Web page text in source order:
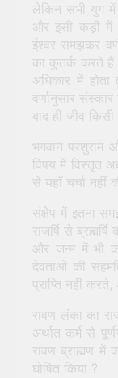
लेकिन सभी युग में
और इसी कड़ी में
ईश्वर समझकर
का कुतर्क करते
अधिकार में
वर्णानुसार
बाद ही जीव किसी
भगवान परशुराम
विषय में विस्तृत
से यहाँ चर्चा नहीं
संक्षेप में इतना
राजर्षि से
और जन्म में भी
देवताओं की
प्राप्ति नहीं करते,
रावण लंका का
अर्थात कर्म से
रावण ब्राह्मण में
घोषित किया ?